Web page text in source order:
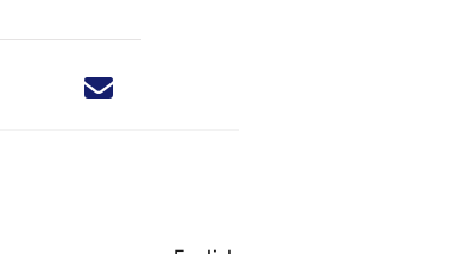
Deel dit nieuwsbericht via X - U verlaat
Deel dit nieuwsbericht via Facebook - U
Deel dit nieuwsbericht via e-mail
Deel dit nieuwsbericht via LinkedIn - U